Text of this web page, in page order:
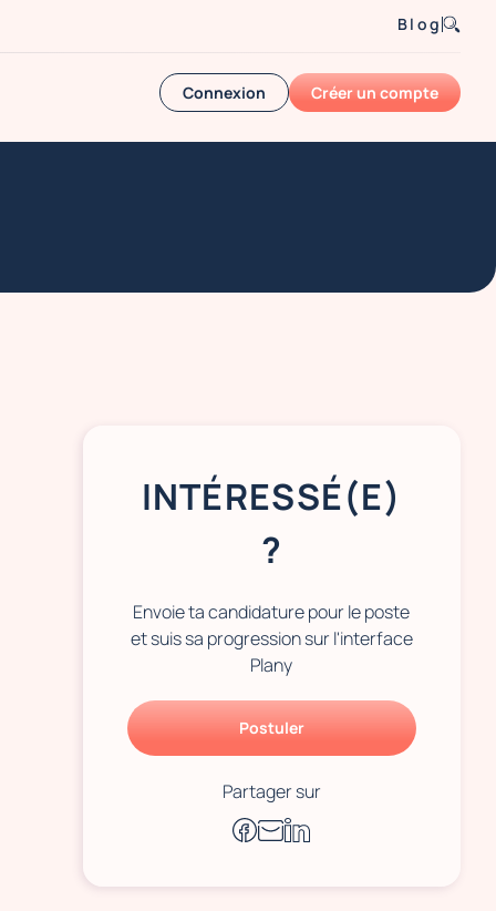
Blog
Connexion Créer un compte
INTÉRESSÉ(E)
?
Envoie ta candidature pour le poste
et suis sa progression sur l'interface
Plany
Postuler
Partager sur